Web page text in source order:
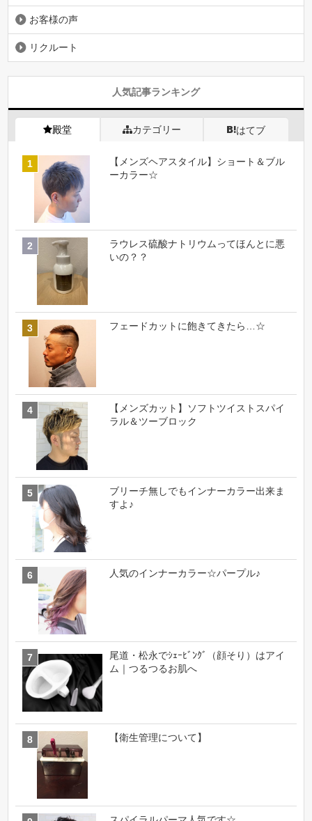
お客様の声
リクルート
人気記事ランキング
殿堂 カテゴリー はてブ
【メンズヘアスタイル】ショート＆ブル
ーカラー☆
ラウレス硫酸ナトリウムってほんとに悪
いの？？
フェードカットに飽きてきたら…☆
【メンズカット】ソフトツイストスパイ
ラル＆ツーブロック
ブリーチ無しでもインナーカラー出来ま
すよ♪
人気のインナーカラー☆パープル♪
尾道・松永でｼｪｰﾋﾞﾝｸﾞ（顔そり）はアイ
ム｜つるつるお肌へ
【衛生管理について】